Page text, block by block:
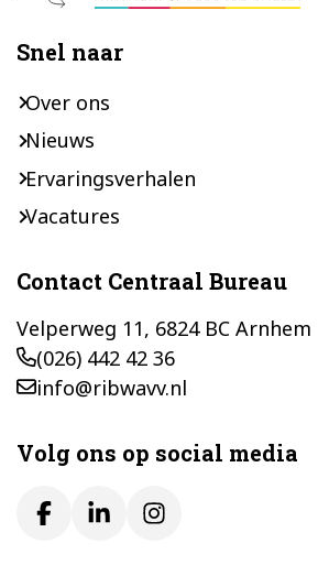
Snel naar
Over ons
Nieuws
Ervaringsverhalen
Vacatures
Contact Centraal Bureau
Velperweg 11, 6824 BC Arnhem
(026) 442 42 36
info@ribwavv.nl
Volg ons op social media